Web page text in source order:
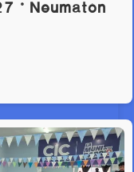
° Neumatón